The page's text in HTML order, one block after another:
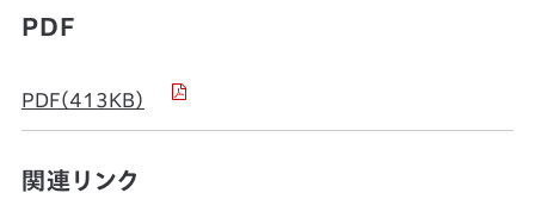
PDF
PDF（413KB）
関連リンク